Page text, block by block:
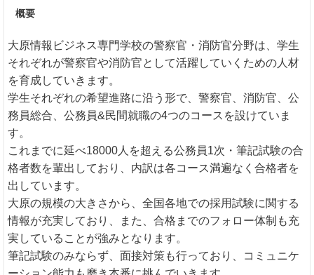
概要
大原情報ビジネス専門学校の警察官・消防官分野は、学生
それぞれが警察官や消防官として活躍していくための人材
を育成していきます。
学生それぞれの希望進路に沿う形で、警察官、消防官、公
務員総合、公務員&民間就職の4つのコースを設けていま
す。
これまでに延べ18000人を超える公務員1次・筆記試験の合
格者数を輩出しており、内訳は各コース満遍なく合格者を
出しています。
大原の規模の大きさから、全国各地での採用試験に関する
情報が充実しており、また、合格までのフォロー体制も充
実していることが強みとなります。
筆記試験のみならず、面接対策も行っており、コミュニケ